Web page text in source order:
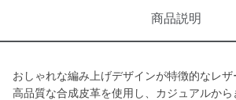
商品説明
おしゃれな編み上げデザインが特徴的なレザ
高品質な合成皮革を使用し、カジュアルから